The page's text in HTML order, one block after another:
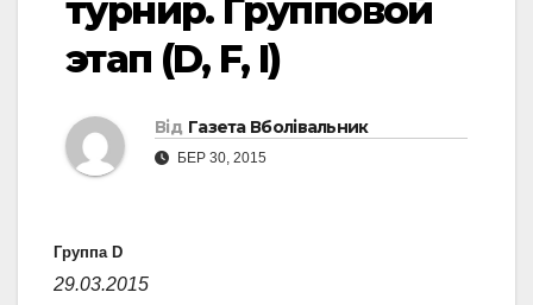
турнир. Групповой
этап (D, F, I)
Від Газета Вболівальник
БЕР 30, 2015
Группа D
29.03.2015